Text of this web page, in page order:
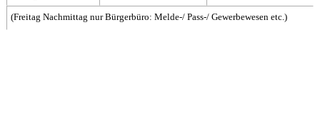
(Freitag Nachmittag nur Bürgerbüro: Melde-/ Pass-/ Gewerbewesen etc.)